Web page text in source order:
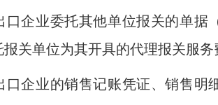
业委托其他单位报关的单据
报关单位为其开具的代理报关服
业的销售记账凭证、销售明